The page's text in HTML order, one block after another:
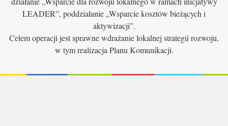
LEADER”, poddziałanie „Wsparcie kosztów bieżących i
aktywizacji”.
Celem operacji jest sprawne wdrażanie lokalnej strategii rozwoju,
w tym realizacja Planu Komunikacji.